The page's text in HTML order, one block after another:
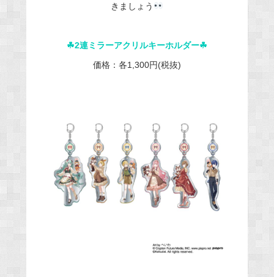
きましょう
☘︎2連ミラーアクリルキーホルダー☘︎
価格：各1,300円(税抜)